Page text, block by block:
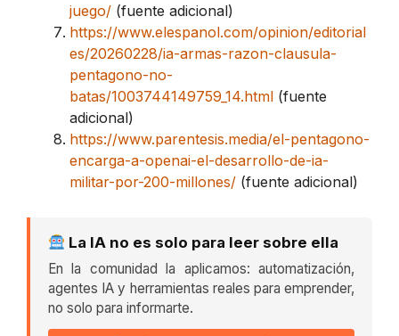
juego/ (fuente adicional)
https://www.elespanol.com/opinion/editorial
es/20260228/ia-armas-razon-clausula-
pentagono-no-
batas/1003744149759_14.html (fuente
adicional)
https://www.parentesis.media/el-pentagono-
encarga-a-openai-el-desarrollo-de-ia-
militar-por-200-millones/ (fuente adicional)
La IA no es solo para leer sobre ella
En la comunidad la aplicamos: automatización,
agentes IA y herramientas reales para emprender,
no solo para informarte.